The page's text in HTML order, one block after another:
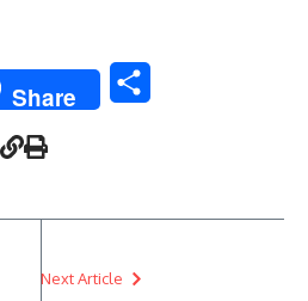
Share
Next Article